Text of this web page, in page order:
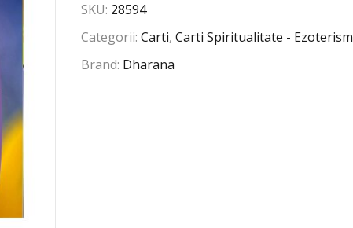
SKU: 28594
Categorii:Carti,Carti Spiritualitate - Ezoterism
Brand: Dharana